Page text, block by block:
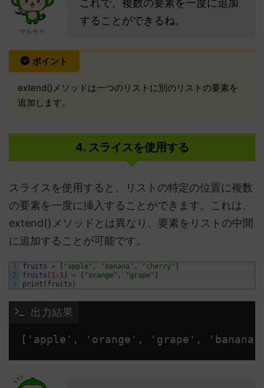
サルモリ
これで、複数の要素を一度に追加
することができるね。
ポイント
extend()メソッドは一つのリストに別のリストの要素を
追加します。
4. スライスを使用する
スライスを使用すると、リストの特定の位置に複数
の要素を一度に挿入することができます。これは、
extend()メソッドとは異なり、要素をリストの中間
に追加することが可能です。
1
2
3
fruits = "apple" , "banana" , "cherry"
fruits
1 : 1 = "orange" , "grape"
print ( fruits )
出力結果
['apple', 'orange', 'grape',